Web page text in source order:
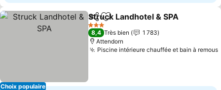
Choix populaire
PartagerAjouter à mes favoris
Struck Landhotel & SPA
3 Étoiles
8,4 Très bien
1 783
Attendorn
Piscine intérieure chauffée et bain à remous